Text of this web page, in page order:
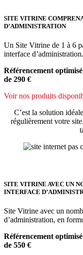
SITE VITRINE
D’ADMINISTRATION
Un Site Vitrine de 1 à 6
interface d’administration.
Référencement
de 290 €
Voir nos produits
C’est la solution
régulièrement votre
SITE VITRINE AVEC UN
INTERFACE
Site Vitrine avec un
d’administration, en
Référencement
de 550 €